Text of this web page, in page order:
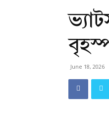
June 18, 2026